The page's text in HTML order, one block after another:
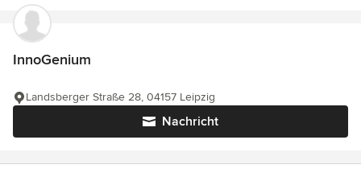
InnoGenium
Nachricht
Landsberger Straße 28, 04157 Leipzig